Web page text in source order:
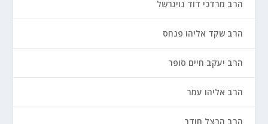
הרב מרדכי דוד נויגרשל
הרב שקד אליהו פנחס
הרב יעקב חיים סופר
הרב אליהו עמר
הרב הרצל חודר